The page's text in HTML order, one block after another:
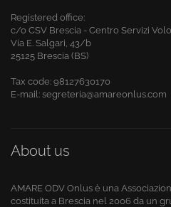
Registered office:
c/o CSV Brescia - Centro Servizi
Via E. Salgari, 43/b
25125 Brescia (BS)
Tax code: 98127630170
E-mail: segreteria@amareonlus.com
About us
AMARE ODV Onlus è una
costituita a Brescia nel 2006 da un